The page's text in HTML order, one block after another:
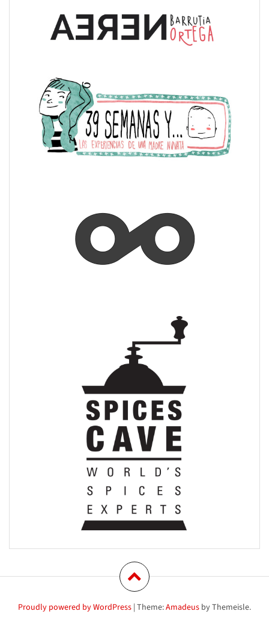
Proudly powered by WordPress | Theme:Amadeus by Themeisle.